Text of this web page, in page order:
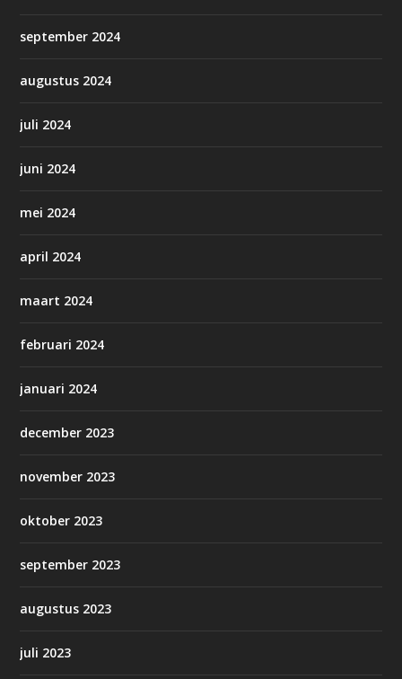
september 2024
augustus 2024
juli 2024
juni 2024
mei 2024
april 2024
maart 2024
februari 2024
januari 2024
december 2023
november 2023
oktober 2023
september 2023
augustus 2023
juli 2023